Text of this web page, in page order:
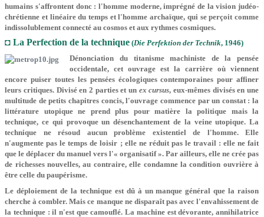
humains s'affrontent donc : l'homme moderne, imprégné de la vision judéo-
chrétienne et linéaire du temps et l'homme archaïque, qui se perçoit comme
indissolublement connecté au cosmos et aux rythmes cosmiques.
◘ La Perfection de la technique (Die Perfektion der Technik, 1946)
Dénonciation du titanisme machiniste de la pensée
occidentale, cet ouvrage est la carrière où viennent
encore puiser toutes les pensées écologiques contemporaines pour affiner
leurs critiques. Divisé en 2 parties et un ex cursus, eux-mêmes divisés en une
multitude de petits chapitres concis, l'ouvrage commence par un constat : la
littérature utopique ne prend plus pour matière la politique mais la
technique, ce qui provoque un désenchantement de la veine utopique. La
technique ne résoud aucun problème existentiel de l'homme. Elle
n'augmente pas le temps de loisir ; elle ne réduit pas le travail : elle ne fait
que le déplacer du manuel vers l'« organisatif ». Par ailleurs, elle ne crée pas
de richesses nouvelles, au contraire, elle condamne la condition ouvrière à
être celle du paupérisme.
Le déploiement de la technique est dû à un manque général que la raison
cherche à combler. Mais ce manque ne disparaît pas avec l'envahissement de
la technique : il n'est que camouflé. La machine est dévorante, annihilatrice